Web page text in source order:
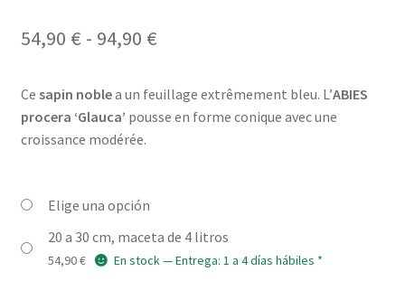
54,90 € - 94,90 €Rango
precios:
94,90 €
Ce sapin noblea un feuillage extrêmement bleu. L’ABIES
procera ‘Glauca’ pousse en forme conique avec une
croissance modérée.
Elige una opción
20 a 30 cm, maceta de 4 litros
54,90€ En stock — Entrega: 1 a 4 días hábiles *